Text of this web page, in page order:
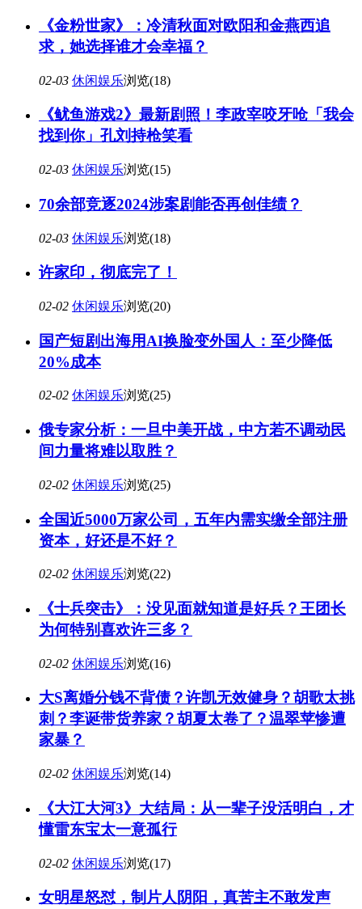
《金粉世家》：冷清秋面对欧阳和金燕西追
求，她选择谁才会幸福？
02-03 休闲娱乐浏览(18)
《鱿鱼游戏2》最新剧照！李政宰咬牙呛「我会
找到你」孔刘持枪笑看
02-03 休闲娱乐浏览(15)
70余部竞逐2024涉案剧能否再创佳绩？
02-03 休闲娱乐浏览(18)
许家印，彻底完了！
02-02 休闲娱乐浏览(20)
国产短剧出海用AI换脸变外国人：至少降低
20%成本
02-02 休闲娱乐浏览(25)
俄专家分析：一旦中美开战，中方若不调动民
间力量将难以取胜？
02-02 休闲娱乐浏览(25)
全国近5000万家公司，五年内需实缴全部注册
资本，好还是不好？
02-02 休闲娱乐浏览(22)
《士兵突击》：没见面就知道是好兵？王团长
为何特别喜欢许三多？
02-02 休闲娱乐浏览(16)
大S离婚分钱不背债？许凯无效健身？胡歌太挑
刺？李诞带货养家？胡夏太卷了？温翠苹惨遭
家暴？
02-02 休闲娱乐浏览(14)
《大江大河3》大结局：从一辈子没活明白，才
懂雷东宝太一意孤行
02-02 休闲娱乐浏览(17)
女明星怒怼，制片人阴阳，真苦主不敢发声